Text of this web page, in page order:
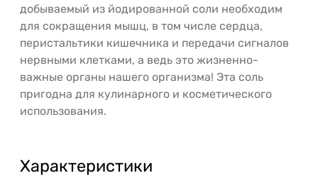
добываемый из йодированной соли необходим
для сокращения мышц, в том числе сердца,
перистальтики кишечника и передачи сигналов
нервными клетками, а ведь это жизненно-
важные органы нашего организма! Эта соль
пригодна для кулинарного и косметического
использования.
Характеристики